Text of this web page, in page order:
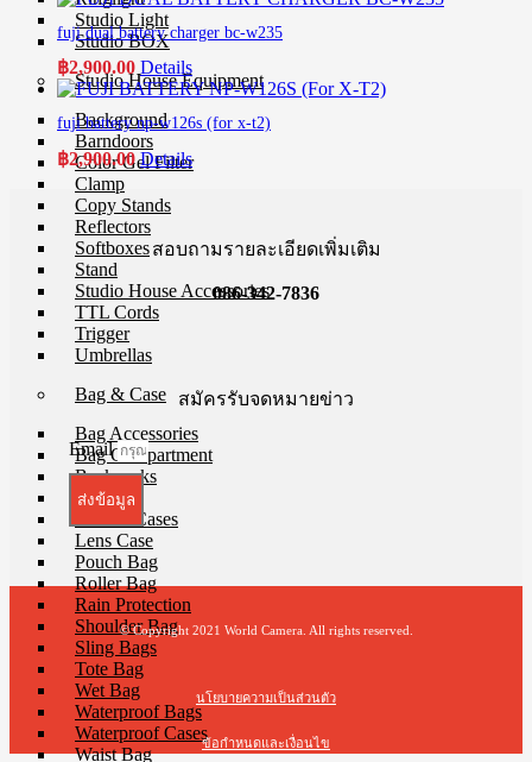
Studio Light
Studio BOX
Studio House Equipment
Background
Barndoors
Color Gel Filter
Clamp
Copy Stands
Reflectors
Softboxes
Stand
Studio House Accessories
TTL Cords
Trigger
Umbrellas
Bag & Case
Bag Accessories
Bag Compartment
Backpacks
Fit Case
Holster Cases
Lens Case
Pouch Bag
Roller Bag
Rain Protection
Shoulder Bag
Sling Bags
Tote Bag
Wet Bag
Waterproof Bags
Waterproof Cases
Waist Bag
fuji dual battery charger bc-w235
฿2,900.00 Details
fuji battery np-w126s (for x-t2)
฿2,900.00 Details
สอบถามรายละเอียดเพิ่มเติม
086-342-7836
สมัครรับจดหมายข่าว
Email
ส่งข้อมูล
© Copyright 2021 World Camera. All rights reserved.
นโยบายความเป็นส่วนตัว
ข้อกำหนดและเงื่อนไข